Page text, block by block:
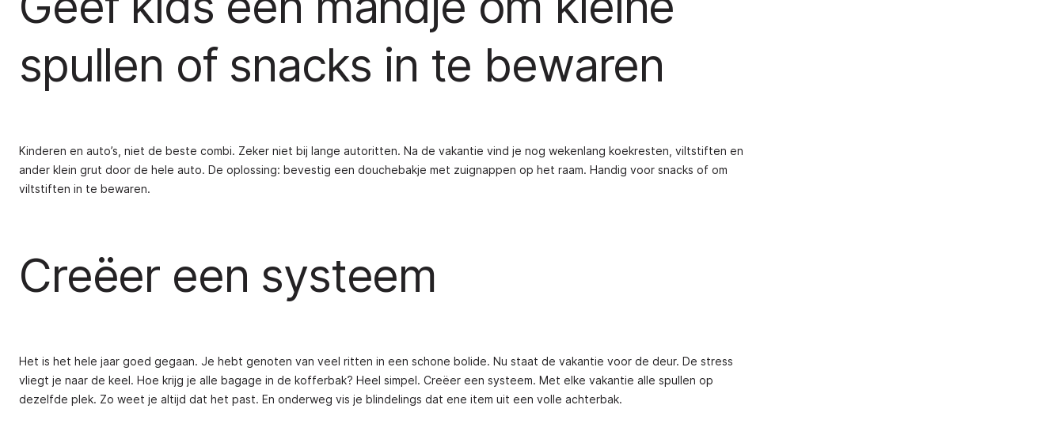
spullen of snacks in te bewaren
Kinderen en auto’s, niet de beste combi. Zeker niet bij lange autoritten. Na de vakantie vind je nog wekenlang koekresten, viltstiften en
ander klein grut door de hele auto. De oplossing: bevestig een douchebakje met zuignappen op het raam. Handig voor snacks of om
viltstiften in te bewaren.
Creëer een systeem
Het is het hele jaar goed gegaan. Je hebt genoten van veel ritten in een schone bolide. Nu staat de vakantie voor de deur. De stress
vliegt je naar de keel. Hoe krijg je alle bagage in de kofferbak? Heel simpel. Creëer een systeem. Met elke vakantie alle spullen op
dezelfde plek. Zo weet je altijd dat het past. En onderweg vis je blindelings dat ene item uit een volle achterbak.